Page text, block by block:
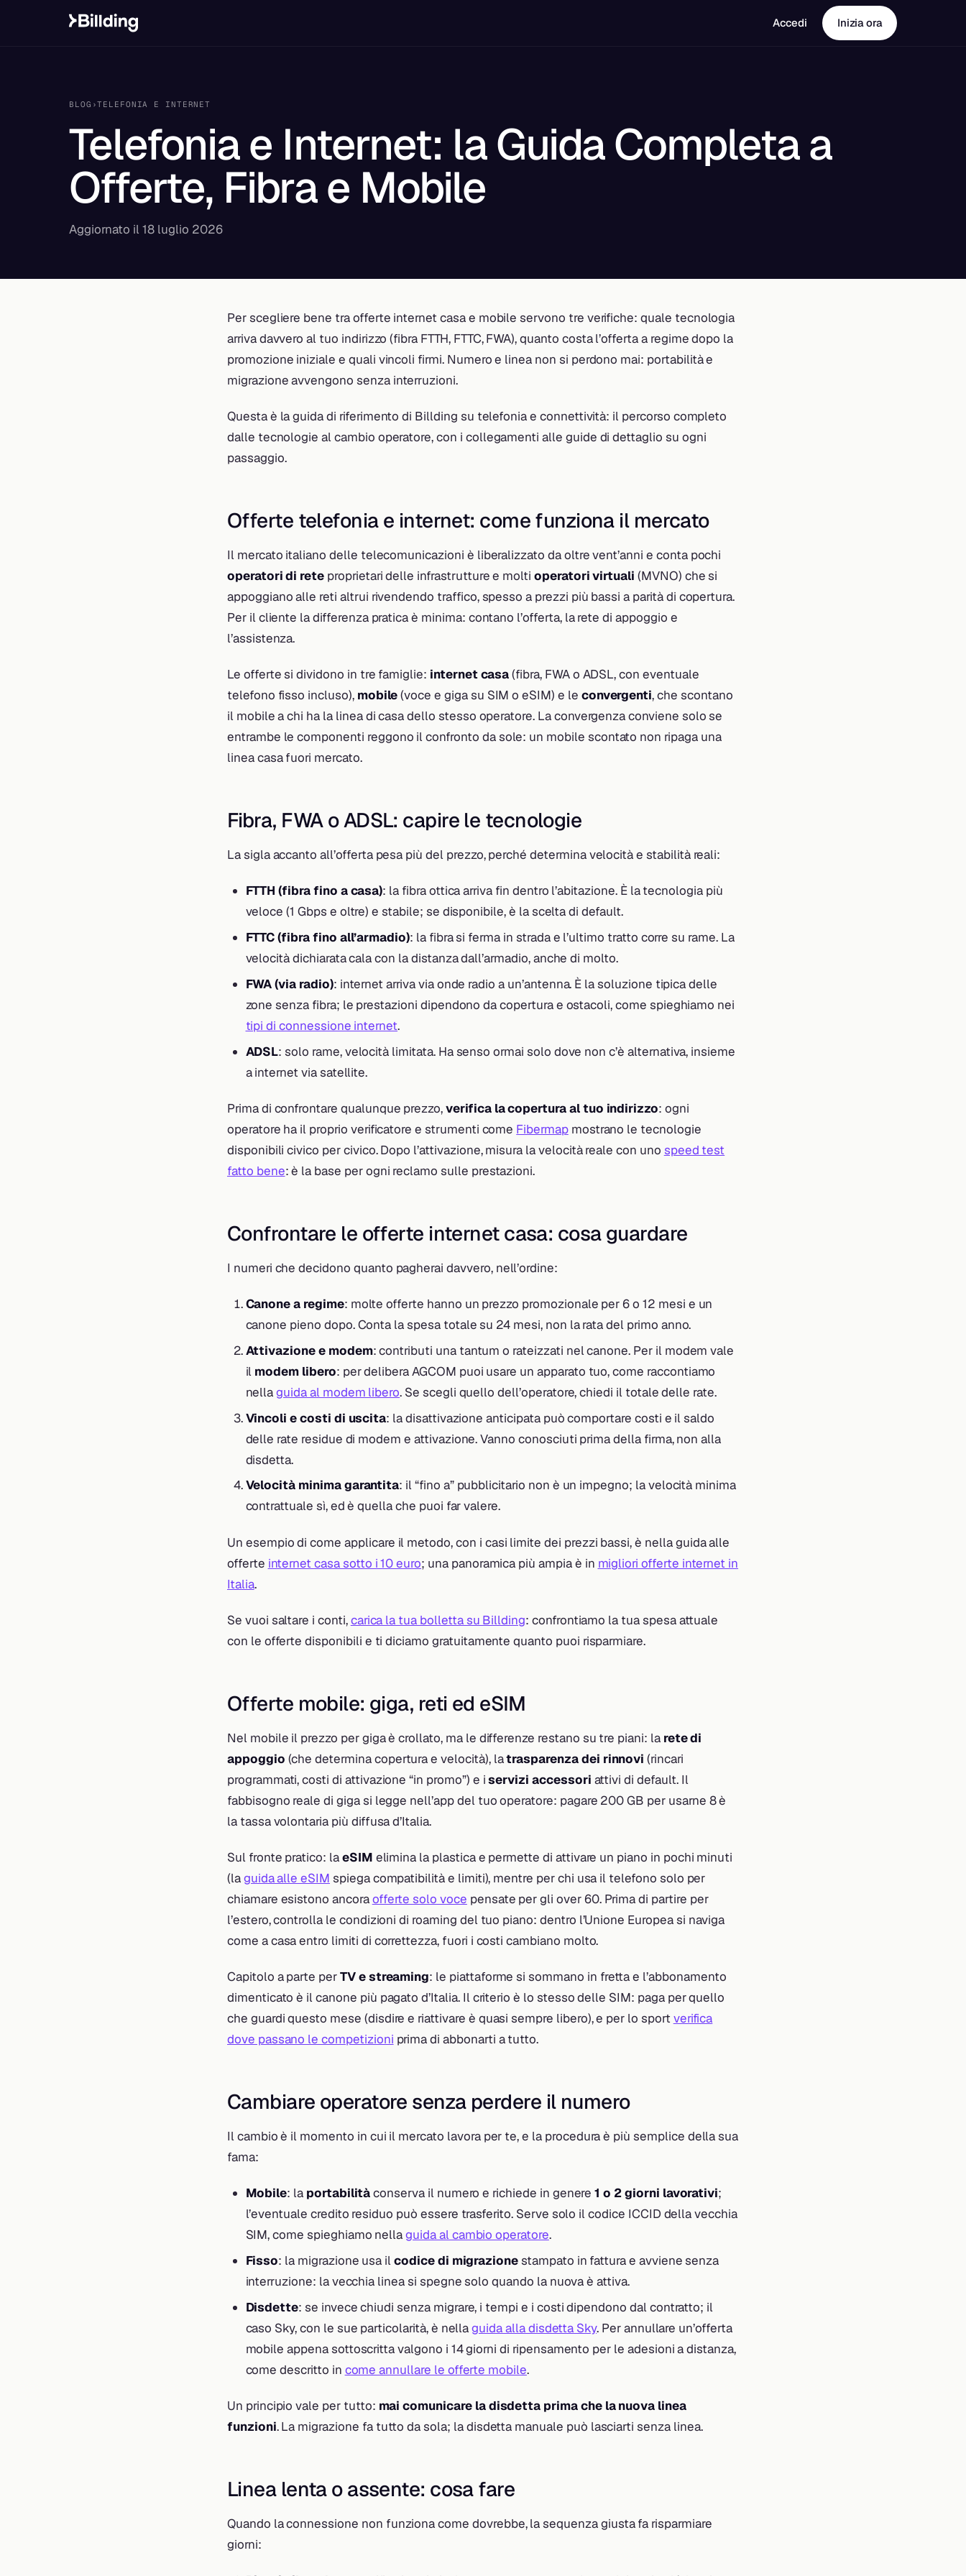
Accedi Inizia ora
BLOG ›TELEFONIA E INTERNET
Telefonia e Internet: la Guida Completa a
Offerte, Fibra e Mobile
Aggiornato il 18 luglio 2026
Per scegliere bene tra offerte internet casa e mobile servono tre verifiche: quale tecnologia
arriva davvero al tuo indirizzo (fibra FTTH, FTTC, FWA), quanto costa l’offerta a regime dopo la
promozione iniziale e quali vincoli firmi. Numero e linea non si perdono mai: portabilità e
migrazione avvengono senza interruzioni.
Questa è la guida di riferimento di Billding su telefonia e connettività: il percorso completo
dalle tecnologie al cambio operatore, con i collegamenti alle guide di dettaglio su ogni
passaggio.
Offerte telefonia e internet: come funziona il mercato
Il mercato italiano delle telecomunicazioni è liberalizzato da oltre vent’anni e conta pochi
operatori di rete proprietari delle infrastrutture e molti operatori virtuali (MVNO) che si
appoggiano alle reti altrui rivendendo traffico, spesso a prezzi più bassi a parità di copertura.
Per il cliente la differenza pratica è minima: contano l’offerta, la rete di appoggio e
l’assistenza.
Le offerte si dividono in tre famiglie: internet casa(fibra, FWA o ADSL, con eventuale
telefono fisso incluso), mobile(voce e giga su SIM o eSIM) e le convergenti, che scontano
il mobile a chi ha la linea di casa dello stesso operatore. La convergenza conviene solo se
entrambe le componenti reggono il confronto da sole: un mobile scontato non ripaga una
linea casa fuori mercato.
Fibra, FWA o ADSL: capire le tecnologie
La sigla accanto all’offerta pesa più del prezzo, perché determina velocità e stabilità reali:
FTTH (fibra fino a casa): la fibra ottica arriva fin dentro l’abitazione. È la tecnologia più
veloce (1 Gbps e oltre) e stabile; se disponibile, è la scelta di default.
FTTC (fibra fino all’armadio): la fibra si ferma in strada e l’ultimo tratto corre su rame. La
velocità dichiarata cala con la distanza dall’armadio, anche di molto.
FWA (via radio): internet arriva via onde radio a un’antenna. È la soluzione tipica delle
zone senza fibra; le prestazioni dipendono da copertura e ostacoli, come spieghiamo nei
tipi di connessione internet.
ADSL: solo rame, velocità limitata. Ha senso ormai solo dove non c’è alternativa, insieme
a internet via satellite.
Prima di confrontare qualunque prezzo,verifica la copertura al tuo indirizzo: ogni
operatore ha il proprio verificatore e strumenti come Fibermapmostrano le tecnologie
disponibili civico per civico. Dopo l’attivazione, misura la velocità reale con uno speed test
fatto bene: è la base per ogni reclamo sulle prestazioni.
Confrontare le offerte internet casa: cosa guardare
I numeri che decidono quanto pagherai davvero, nell’ordine:
Canone a regime: molte offerte hanno un prezzo promozionale per 6 o 12 mesi e un
canone pieno dopo. Conta la spesa totale su 24 mesi, non la rata del primo anno.
Attivazione e modem: contributi una tantum o rateizzati nel canone. Per il modem vale
il modem libero: per delibera AGCOM puoi usare un apparato tuo, come raccontiamo
nellaguida al modem libero. Se scegli quello dell’operatore, chiedi il totale delle rate.
Vincoli e costi di uscita: la disattivazione anticipata può comportare costi e il saldo
delle rate residue di modem e attivazione. Vanno conosciuti prima della firma, non alla
disdetta.
Velocità minima garantita: il “fino a” pubblicitario non è un impegno; la velocità minima
contrattuale sì, ed è quella che puoi far valere.
Un esempio di come applicare il metodo, con i casi limite dei prezzi bassi, è nella guida alle
offerte internet casa sotto i 10 euro; una panoramica più ampia è in migliori offerte internet in
Italia.
Se vuoi saltare i conti,carica la tua bolletta su Billding: confrontiamo la tua spesa attuale
con le offerte disponibili e ti diciamo gratuitamente quanto puoi risparmiare.
Offerte mobile: giga, reti ed eSIM
Nel mobile il prezzo per giga è crollato, ma le differenze restano su tre piani: la rete di
appoggio (che determina copertura e velocità), latrasparenza dei rinnovi (rincari
programmati, costi di attivazione “in promo”) e iservizi accessori attivi di default. Il
fabbisogno reale di giga si legge nell’app del tuo operatore: pagare 200 GB per usarne 8 è
la tassa volontaria più diffusa d’Italia.
Sul fronte pratico: laeSIM elimina la plastica e permette di attivare un piano in pochi minuti
(laguida alle eSIM spiega compatibilità e limiti), mentre per chi usa il telefono solo per
chiamare esistono ancoraofferte solo voce pensate per gli over 60. Prima di partire per
l’estero, controlla le condizioni di roaming del tuo piano: dentro l’Unione Europea si naviga
come a casa entro limiti di correttezza, fuori i costi cambiano molto.
Capitolo a parte perTV e streaming: le piattaforme si sommano in fretta e l’abbonamento
dimenticato è il canone più pagato d’Italia. Il criterio è lo stesso delle SIM: paga per quello
che guardi questo mese (disdire e riattivare è quasi sempre libero), e per lo sport verifica
dove passano le competizioni prima di abbonarti a tutto.
Cambiare operatore senza perdere il numero
Il cambio è il momento in cui il mercato lavora per te, e la procedura è più semplice della sua
fama:
Mobile: la portabilitàconserva il numero e richiede in genere1 o 2 giorni lavorativi;
l’eventuale credito residuo può essere trasferito. Serve solo il codice ICCID della vecchia
SIM, come spieghiamo nellaguida al cambio operatore.
Fisso: la migrazione usa ilcodice di migrazionestampato in fattura e avviene senza
interruzione: la vecchia linea si spegne solo quando la nuova è attiva.
Disdette: se invece chiudi senza migrare, i tempi e i costi dipendono dal contratto; il
caso Sky, con le sue particolarità, è nellaguida alla disdetta Sky. Per annullare un’offerta
mobile appena sottoscritta valgono i 14 giorni di ripensamento per le adesioni a distanza,
come descritto in come annullare le offerte mobile.
Un principio vale per tutto: mai comunicare la disdetta prima che la nuova linea
funzioni. La migrazione fa tutto da sola; la disdetta manuale può lasciarti senza linea.
Linea lenta o assente: cosa fare
Quando la connessione non funziona come dovrebbe, la sequenza giusta fa risparmiare
giorni: